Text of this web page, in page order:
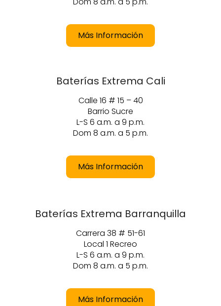
Más Información
Baterías Extrema Cali
Calle 16 # 15 – 40
Barrio Sucre
L-S 6 a.m. a 9 p.m.
Dom 8 a.m. a 5 p.m.
Más Información
Baterías Extrema Barranquilla
Carrera 38 # 51-61
Local 1 Recreo
L-S 6 a.m. a 9 p.m.
Dom 8 a.m. a 5 p.m.
Más Información